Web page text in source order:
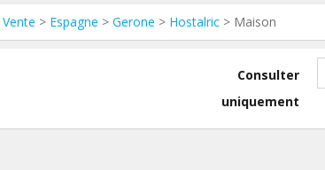
Vente > Espagne > Gerone > Hostalric > Maison
Consulter
uniquement